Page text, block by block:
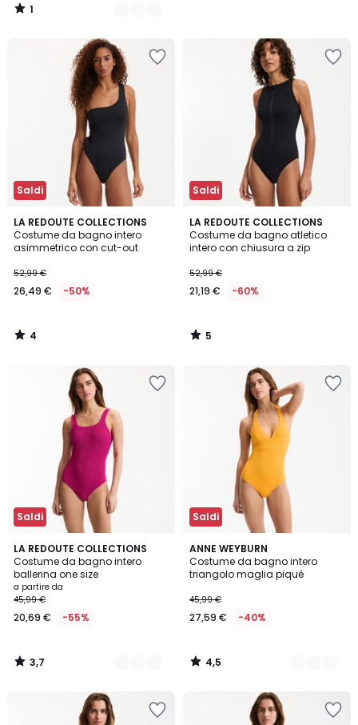
1
/
Saldi
LA REDOUTE COLLECTIONS
Costume da bagno intero
asimmetrico con cut-out
52,99 €
26,49 € -50%
4
/
5
4
/
Saldi
LA REDOUTE COLLECTIONS
Costume da bagno atletico
intero con chiusura a zip
52,99 €
21,19 € -60%
5
/
5
5
/
Saldi
LA REDOUTE COLLECTIONS
Costume da bagno intero
ballerina one size
a partire da
45,99 €
20,69 € -55%
3,7
/ 5
2
Colori
3,7
/
Saldi
ANNE WEYBURN
Costume da bagno intero
triangolo maglia piqué
45,99 €
27,59 € -40%
4,5
/ 5
2
Colori
4,5
/